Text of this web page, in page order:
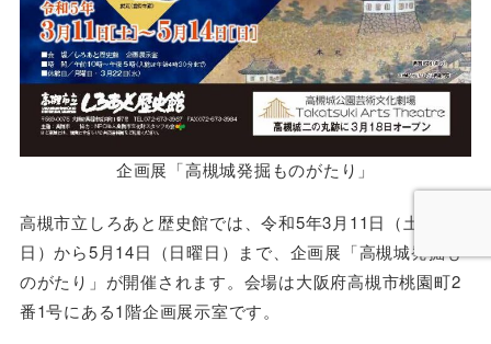
企画展「高槻城発掘ものがたり」
高槻市立しろあと歴史館では、令和5年3月11日（土曜
日）から5月14日（日曜日）まで、企画展「高槻城発掘も
のがたり」が開催されます。会場は大阪府高槻市桃園町2
番1号にある1階企画展示室です。